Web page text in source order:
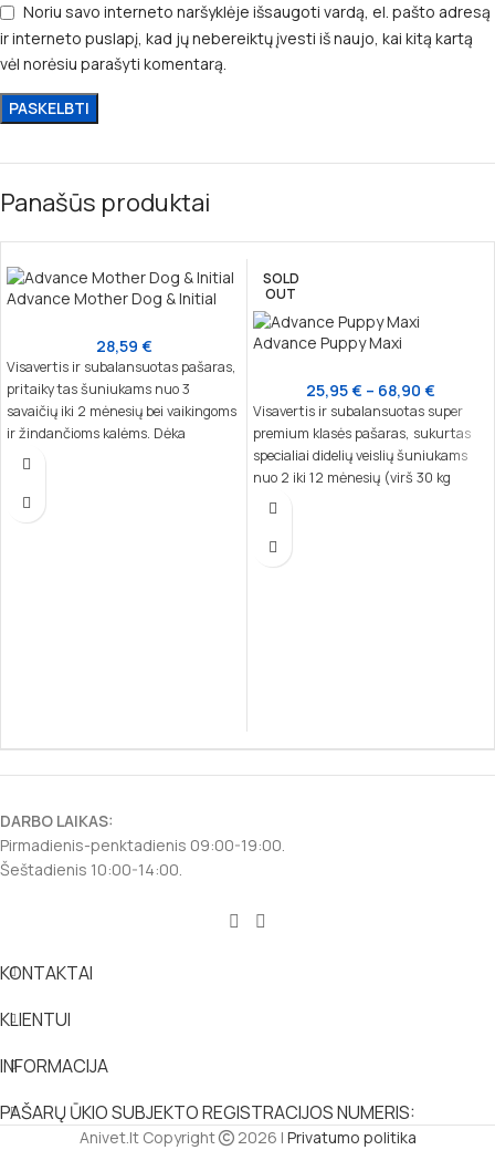
Noriu savo interneto naršyklėje išsaugoti vardą, el. pašto adresą
ir interneto puslapį, kad jų nebereiktų įvesti iš naujo, kai kitą kartą
vėl norėsiu parašyti komentarą.
Panašūs produktai
Advance Mother Dog & Initial
28,59 €
Visavertis ir subalansuotas pašaras,
pritaikytas šuniukams nuo 3
savaičių iki 2 mėnesių bei vaikingoms
ir žindančioms kalėms. Dėka
nukleotidų, kurie yra artimi motinos
stiprinti šuniuko imuninę sistemą ir
SOLD
OUT
Advance Puppy Maxi
25,95€ – 68,90 €
Visavertis ir subalansuotas super
premium klasės pašaras, sukurtas
specialiai didelių veislių šuniukams
nuo 2 iki 12 mėnesių (virš 30 kg
suaugusio svorio). Šis maistas
sistemos ir centrinės nervų sistemos
DARBO LAIKAS:
Pirmadienis-penktadienis 09:00-19:00.
Šeštadienis 10:00-14:00.
KONTAKTAI
KLIENTUI
INFORMACIJA
PAŠARŲ ŪKIO SUBJEKTO REGISTRACIJOS NUMERIS:
Anivet.lt Copyright 2026 | Privatumo politika